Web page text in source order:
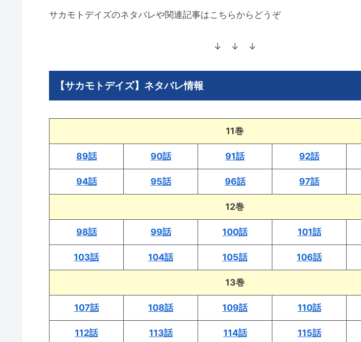
サカモトデイズのネタバレや関連記事はこちらからどうぞ
↓ ↓ ↓
【サカモトデイズ】ネタバレ情報
11巻
89話 90話 91話 92話
94話 95話 96話 97話
12巻
98話 99話 100話 101話
103話 104話 105話 106話
13巻
107話 108話 109話 110話
112話 113話 114話 115話